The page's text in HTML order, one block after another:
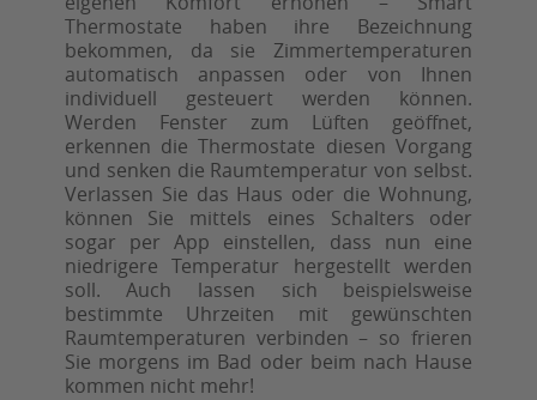
Thermostate haben ihre Bezeichnung
bekommen, da sie Zimmertemperaturen
automatisch anpassen oder von Ihnen
individuell gesteuert werden können.
Werden Fenster zum Lüften geöffnet,
erkennen die Thermostate diesen Vorgang
und senken die Raumtemperatur von selbst.
Verlassen Sie das Haus oder die Wohnung,
können Sie mittels eines Schalters oder
sogar per App einstellen, dass nun eine
niedrigere Temperatur hergestellt werden
soll. Auch lassen sich beispielsweise
bestimmte Uhrzeiten mit gewünschten
Raumtemperaturen verbinden – so frieren
Sie morgens im Bad oder beim nach Hause
kommen nicht mehr!